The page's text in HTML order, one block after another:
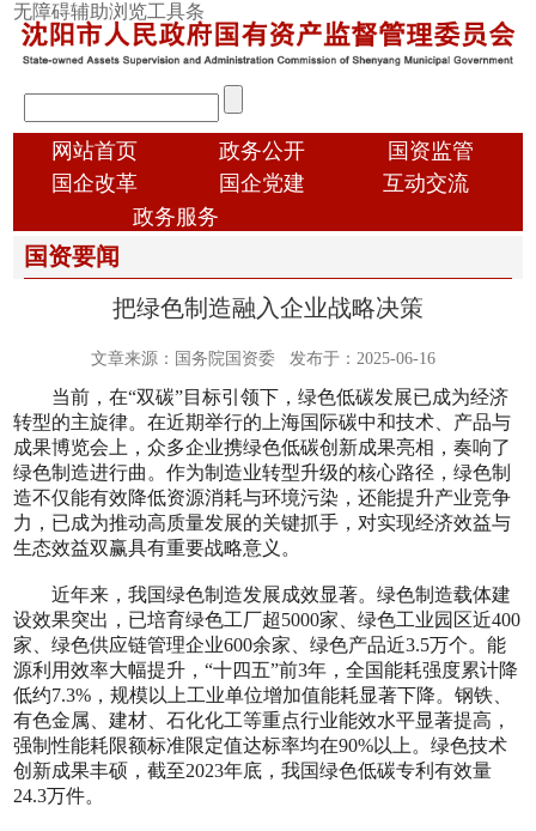
跳
转
到
内
无障碍辅助浏览工具条
输
入
网站首页 政务公开
国资监管
国企改革
国企党建
互动交流
政务服务
国资要闻
把绿色制造融入企业战略决策
文章来源：国务院国资委 发布于：2025-06-16
当前，在“双碳”目标引领下，绿色低碳发展已成为经济
转型的主旋律。在近期举行的上海国际碳中和技术、产品与
成果博览会上，众多企业携绿色低碳创新成果亮相，奏响了
绿色制造进行曲。作为制造业转型升级的核心路径，绿色制
造不仅能有效降低资源消耗与环境污染，还能提升产业竞争
力，已成为推动高质量发展的关键抓手，对实现经济效益与
生态效益双赢具有重要战略意义。
近年来，我国绿色制造发展成效显著。绿色制造载体建
设效果突出，已培育绿色工厂超5000家、绿色工业园区近400
家、绿色供应链管理企业600余家、绿色产品近3.5万个。能
源利用效率大幅提升，“十四五”前3年，全国能耗强度累计降
低约7.3%，规模以上工业单位增加值能耗显著下降。钢铁、
有色金属、建材、石化化工等重点行业能效水平显著提高，
强制性能耗限额标准限定值达标率均在90%以上。绿色技术
创新成果丰硕，截至2023年底，我国绿色低碳专利有效量
24.3万件。